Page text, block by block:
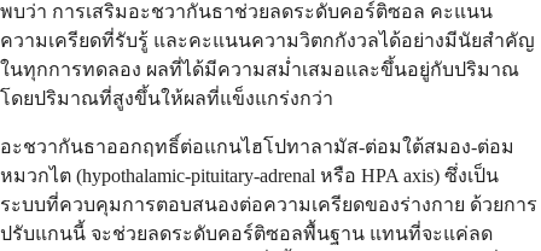
พบว่า การเสริมอะชวากันธาช่วยลดระดับคอร์ติซอล คะแนน
ความเครียดที่รับรู้ และคะแนนความวิตกกังวลได้อย่างมีนัยสำคัญ
ในทุกการทดลอง ผลที่ได้มีความสม่ำเสมอและขึ้นอยู่กับปริมาณ
โดยปริมาณที่สูงขึ้นให้ผลที่แข็งแกร่งกว่า
อะชวากันธาออกฤทธิ์ต่อแกนไฮโปทาลามัส-ต่อมใต้สมอง-ต่อม
หมวกไต (hypothalamic-pituitary-adrenal หรือ HPA axis) ซึ่งเป็น
ระบบที่ควบคุมการตอบสนองต่อความเครียดของร่างกาย ด้วยการ
ปรับแกนนี้ จะช่วยลดระดับคอร์ติซอลพื้นฐาน แทนที่จะแค่ลด